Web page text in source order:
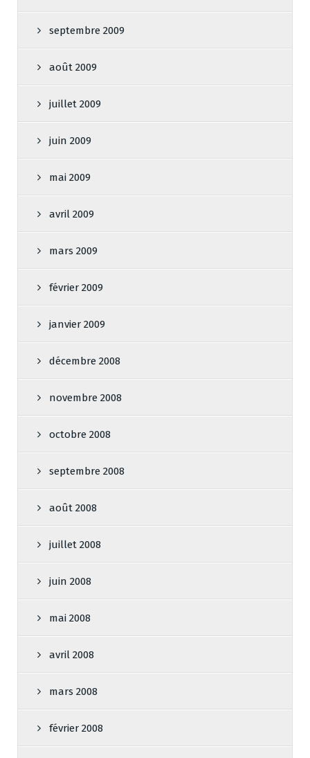
septembre 2009
août 2009
juillet 2009
juin 2009
mai 2009
avril 2009
mars 2009
février 2009
janvier 2009
décembre 2008
novembre 2008
octobre 2008
septembre 2008
août 2008
juillet 2008
juin 2008
mai 2008
avril 2008
mars 2008
février 2008